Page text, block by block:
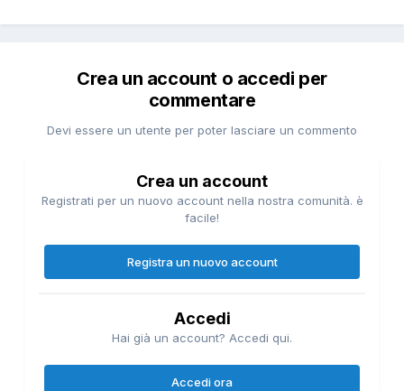
Crea un account o accedi per
commentare
Devi essere un utente per poter lasciare un commento
Crea un account
Registrati per un nuovo account nella nostra comunità. è
facile!
Registra un nuovo account
Accedi
Hai già un account? Accedi qui.
Accedi ora